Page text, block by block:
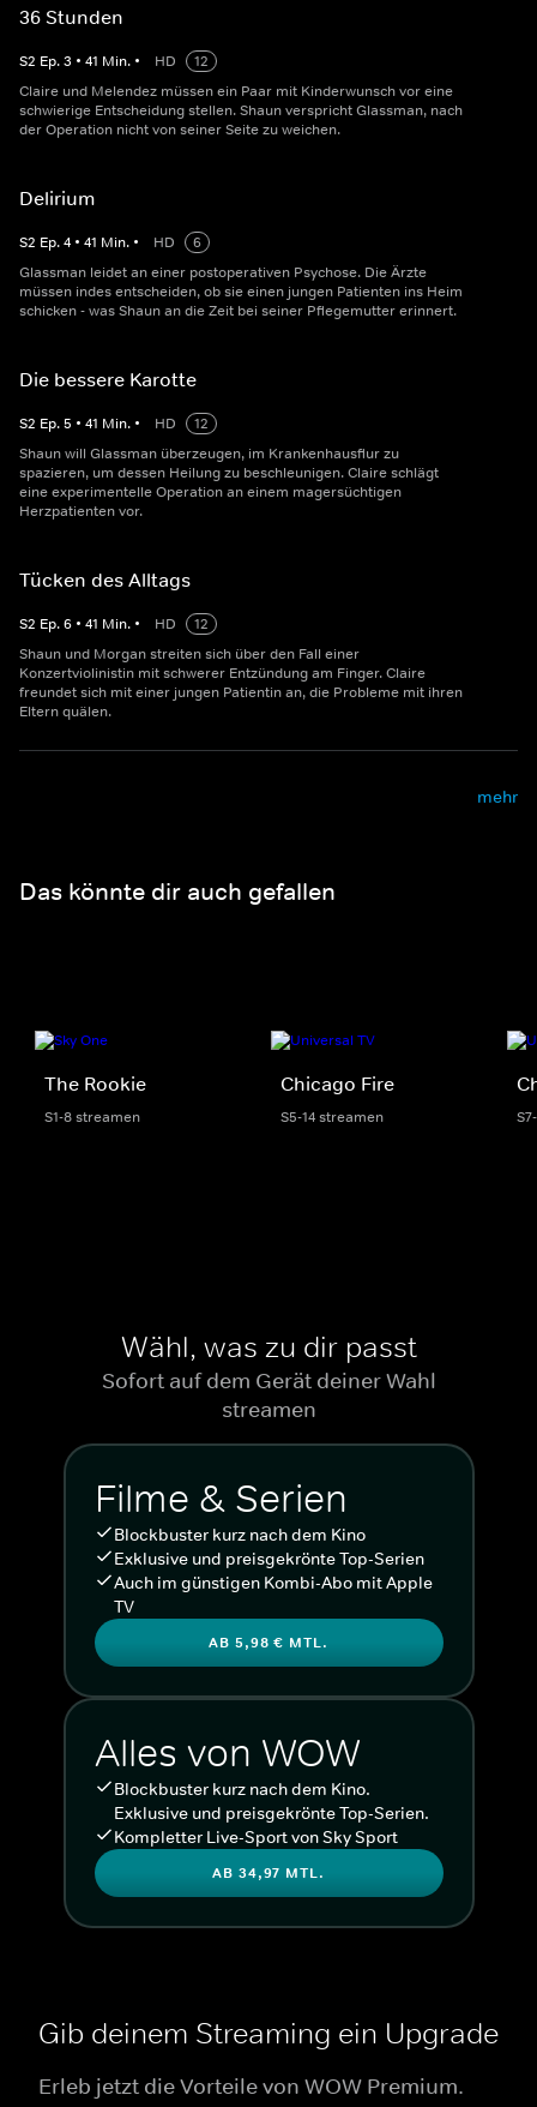
36 Stunden
S2 Ep.3 • 41 Min. • HD
12
Claire und Melendez müssen ein Paar mit Kinderwunsch vor eine
schwierige Entscheidung stellen. Shaun verspricht Glassman, nach
der Operation nicht von seiner Seite zu weichen.
Delirium
S2 Ep.4 • 41 Min. • HD
6
Glassman leidet an einer postoperativen Psychose. Die Ärzte
müssen indes entscheiden, ob sie einen jungen Patienten ins Heim
schicken - was Shaun an die Zeit bei seiner Pflegemutter erinnert.
Die bessere Karotte
S2 Ep.5 • 41 Min. • HD
12
Shaun will Glassman überzeugen, im Krankenhausflur zu
spazieren, um dessen Heilung zu beschleunigen. Claire schlägt
eine experimentelle Operation an einem magersüchtigen
Herzpatienten vor.
Tücken des Alltags
S2 Ep.6 • 41 Min. • HD
12
Shaun und Morgan streiten sich über den Fall einer
Konzertviolinistin mit schwerer Entzündung am Finger. Claire
freundet sich mit einer jungen Patientin an, die Probleme mit ihren
Eltern quälen.
mehr
Das könnte dir auch gefallen
The Rookie
S1-8 streamen
Chicago Fire
S5-14 streamen
Wähl, was zu dir passt
Sofort auf dem Gerät deiner Wahl
streamen
Filme & Serien
Blockbuster kurz nach dem Kino
Exklusive und preisgekrönte Top-Serien
Auch im günstigen Kombi-Abo mit Apple
TV
AB 5,98 € MTL.
Alles von WOW
Blockbuster kurz nach dem Kino.
Exklusive und preisgekrönte Top-Serien.
Kompletter Live-Sport von Sky Sport
AB 34,97 MTL.
Gib deinem Streaming ein Upgrade
Erleb jetzt die Vorteile von WOW Premium.